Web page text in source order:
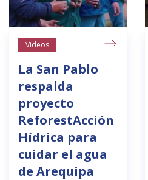
Videos
La San Pablo
respalda
proyecto
ReforestAcción
Hídrica para
cuidar el agua
de Arequipa